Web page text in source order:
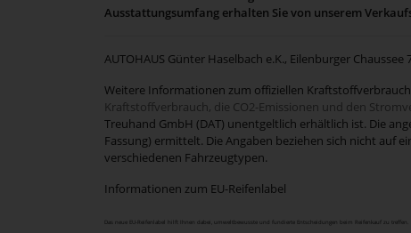
Ausstattungsumfang erhalten Sie von unserem
AUTOHAUS Günter Haselbach e.K., Eilenburger
Weitere Informationen zum offiziellen
Kraftstoffverbrauch, die CO2-Emissionen und den
Treuhand GmbH (DAT) unentgeltlich erhältlich ist. Die
Fassung) ermittelt. Die Angaben beziehen sich nicht auf
verschiedenen Fahrzeugtypen.
Informationen zum EU-Reifenlabel
Das neue EU-Reifenlabel hilft Ihnen dabei, umweltbewusste und fundierte Entscheidungen beim Reifenkauf zu